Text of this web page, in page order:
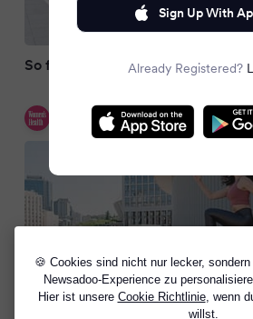
🍪 Cookies sind nicht nur lecker,
Newsadoo-Experience zu
Hier ist unsere Cookie Richtlinie, wenn
willst.
So führst du A-Skips richtig aus
Women's Health DE
8 months ago
Sign Up With
Already Registered?